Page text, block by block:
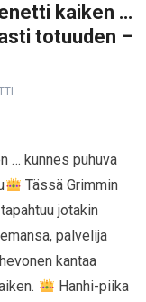
kaiken …
totuuden –
… kunnes puhuva
Tässä Grimmin
jotakin
palvelija
kantaa
Hanhi-piika